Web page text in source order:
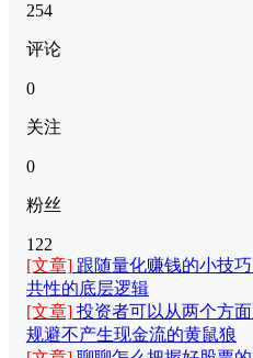
254
评论
0
关注
0
粉丝
122
[文章] 跟随量化赚钱的小技
共性的底层逻辑
[文章] 投资者可以从两个方
规避不产生现金流的黄鼠狼